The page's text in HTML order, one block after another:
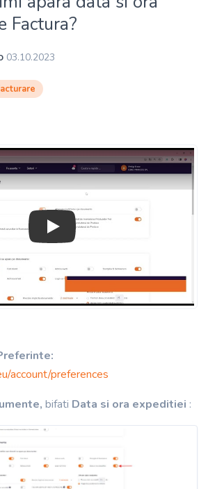
Factura?
03.10.2023
account/preferences
bifati Data si ora expeditiei :